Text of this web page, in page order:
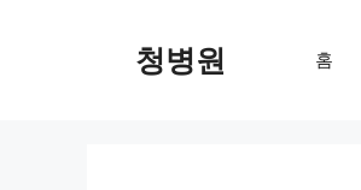
청병원 홈